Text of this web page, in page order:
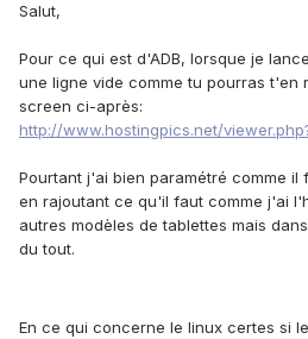
Salut,
Pour ce qui est d'ADB, lorsque je
une ligne vide comme tu pourras t'en
screen ci-après:
http://www.hostingpics.net/
Pourtant j'ai bien paramétré comme il
en rajoutant ce qu'il faut comme j'ai
autres modèles de tablettes mais
du tout.
En ce qui concerne le linux certes si